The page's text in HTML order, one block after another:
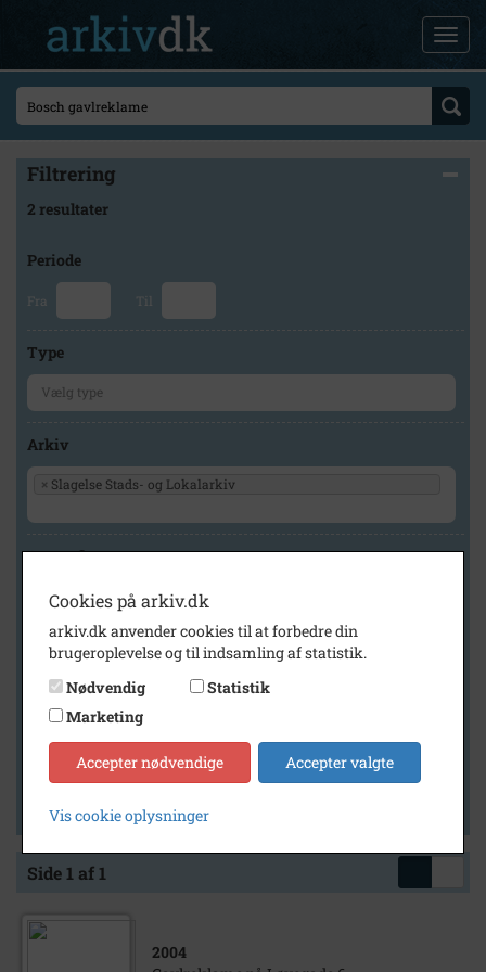
Filtrering
2 resultater
Periode
Fra Til
Type
Arkiv
× Slagelse Stads- og Lokalarkiv
Geografi
Generelt
Vis kun med billeder
Vis kun med filmklip
Vis kun med lydklip
Vis kun med kilder
Vis kun med geo-tag
Side 1 af 1
2004
Cookies på arkiv.dk
arkiv.dk anvender cookies til at forbedre din
brugeroplevelse og til indsamling af statistik.
Nødvendig
Statistik
Marketing
Accepter nødvendige Accepter valgte
Vis cookie oplysninger